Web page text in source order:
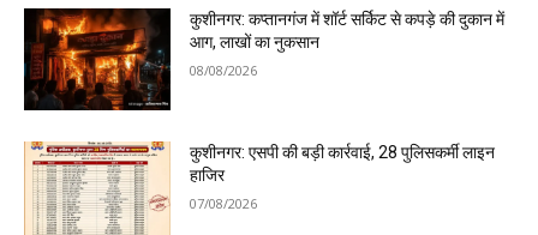
कुशीनगर: कप्तानगंज में शॉर्ट सर्किट से कपड़े की दुकान में
आग, लाखों का नुकसान
08/08/2026
कुशीनगर: एसपी की बड़ी कार्रवाई, 28 पुलिसकर्मी लाइन
हाजिर
07/08/2026